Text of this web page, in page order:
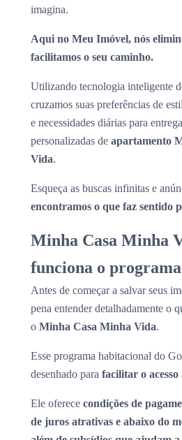
imagina.
Aqui no Meu Imóvel, nós
facilitamos o seu caminho.
Utilizando tecnologia inteligente
cruzamos suas preferências de
e necessidades diárias para
personalizadas de apartamento
Vida.
Esqueça as buscas infinitas e
encontramos o que faz sentido
Minha Casa Minha
funciona o
Antes de começar a salvar seus
pena entender detalhadamente o
o Minha Casa Minha Vida.
Esse programa habitacional do
desenhado para facilitar o
Ele oferece condições de
de juros atrativas e abaixo do